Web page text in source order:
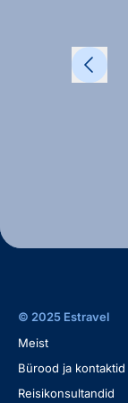
© 2025 Estravel
Meist
Bürood ja kontaktid
Reisikonsultandid